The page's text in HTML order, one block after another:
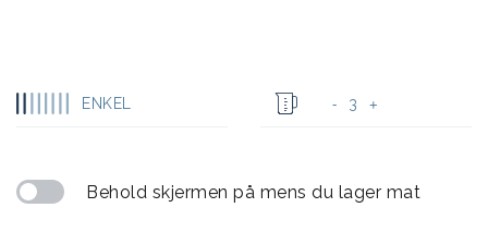
ENKEL - 3 +
Behold skjermen på mens du lager mat